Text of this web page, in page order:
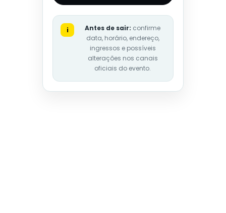
i Antes de sair: confirme
data, horário, endereço,
ingressos e possíveis
alterações nos canais
oficiais do evento.